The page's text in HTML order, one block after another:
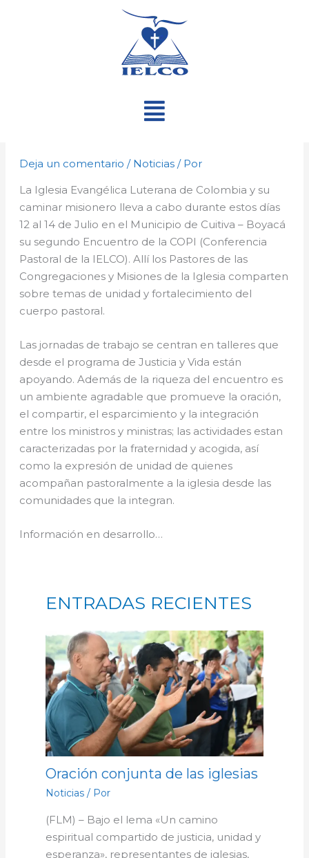
Menú
Deja un comentario / Noticias / Por
La Iglesia Evangélica Luterana de Colombia y su
caminar misionero lleva a cabo durante estos días
12 al 14 de Julio en el Municipio de Cuitiva – Boyacá
su segundo Encuentro de la COPI (Conferencia
Pastoral de la IELCO). Allí los Pastores de las
Congregaciones y Misiones de la Iglesia comparten
sobre temas de unidad y fortalecimiento del
cuerpo pastoral.
Las jornadas de trabajo se centran en talleres que
desde el programa de Justicia y Vida están
apoyando. Además de la riqueza del encuentro es
un ambiente agradable que promueve la oración,
el compartir, el esparcimiento y la integración
entre los ministros y ministras; las actividades estan
caracterizadas por la fraternidad y acogida, así
como la expresión de unidad de quienes
acompañan pastoralmente a la iglesia desde las
comunidades que la integran.
Información en desarrollo…
ENTRADAS RECIENTES
Oración conjunta de las iglesias
Noticias/ Por
(FLM) – Bajo el lema «Un camino
espiritual compartido de justicia, unidad y
esperanza», representantes de iglesias,